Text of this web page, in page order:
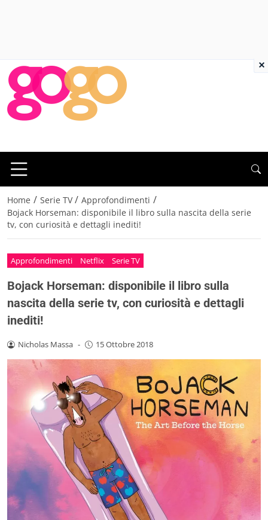
Home / Serie TV / Approfondimenti /
Bojack Horseman: disponibile il libro sulla nascita della serie
tv, con curiosità e dettagli inediti!
Approfondimenti Netflix Serie TV
Bojack Horseman: disponibile il libro sulla
nascita della serie tv, con curiosità e dettagli
inediti!
Nicholas Massa - 15 Ottobre 2018
×